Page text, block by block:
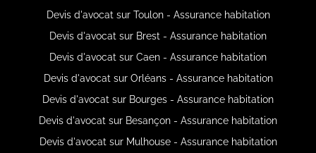
Devis d'avocat sur Toulon - Assurance habitation
Devis d'avocat sur Brest - Assurance habitation
Devis d'avocat sur Caen - Assurance habitation
Devis d'avocat sur Orléans - Assurance habitation
Devis d'avocat sur Bourges - Assurance habitation
Devis d'avocat sur Besançon - Assurance habitation
Devis d'avocat sur Mulhouse - Assurance habitation